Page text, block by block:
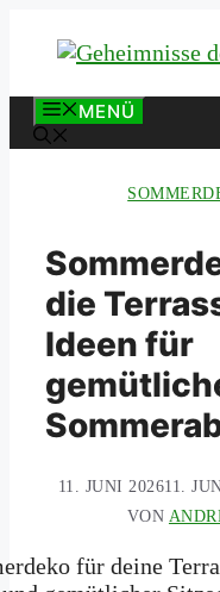
Inhalt
MENÜ
die
Ideen für
11. JUNI 202611.
VON